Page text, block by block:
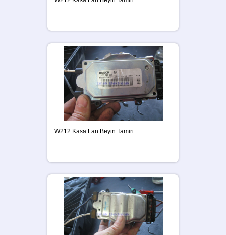
W212 Kasa Fan Beyin Tamiri